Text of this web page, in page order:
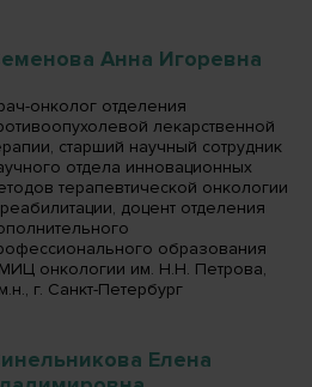
Анна Игоревна
онколог отделения
лекарственной
старший научный сотрудник
отдела инновационных
терапевтической онкологии
доцент отделения
образования
онкологии им. Н.Н. Петрова,
г. Санкт-Петербург
Елена